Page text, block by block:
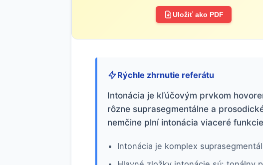
Uložiť ako PDF
Rýchle zhrnutie referátu
Intonácia je kľúčovým prvkom
rôzne suprasegmentálne a
nemčine plní intonácia viaceré
Intonácia je komplex